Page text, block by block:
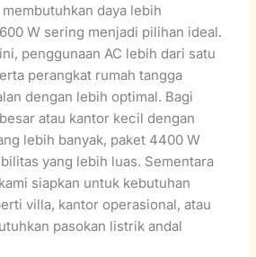
daya lebih
W sering menjadi pilihan ideal.
penggunaan AC lebih dari satu
perangkat rumah tangga
dengan lebih optimal. Bagi
atau kantor kecil dengan
lebih banyak, paket 4400 W
yang lebih luas. Sementara
siapkan untuk kebutuhan
villa, kantor operasional, atau
pasokan listrik andal